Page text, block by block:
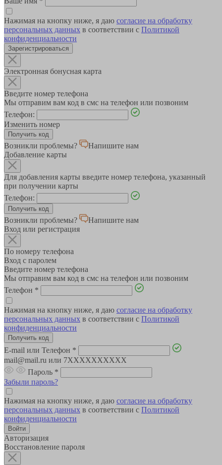
Нажимая на кнопку ниже, я даю согласие на обработку
персональных данных в соответствии с Политикой
конфиденциальности
Зарегистрироваться
Электронная бонусная карта
Введите номер телефона
Мы отправим вам код в смс на телефон или позвоним
Телефон:
Изменить номер
Возникли проблемы?
Напишите нам
Добавление карты
Для добавления карты введите номер телефона, указанный
при получении карты
Телефон:
Возникли проблемы?
Напишите нам
Вход или регистрация
По номеру телефона
Вход с паролем
Введите номер телефона
Мы отправим вам код в смс на телефон или позвоним
Телефон *
Нажимая на кнопку ниже, я даю согласие на обработку
персональных данных в соответствии с Политикой
конфиденциальности
E-mail или Телефон *
mail@mail.ru или 7XXXXXXXXXX
Пароль *
Забыли пароль?
Нажимая на кнопку ниже, я даю согласие на обработку
персональных данных в соответствии с Политикой
конфиденциальности
Авторизация
Восстановление пароля